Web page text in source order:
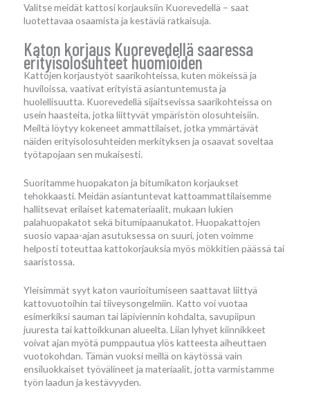
Valitse meidät kattosi korjauksiin Kuorevedellä – saat
luotettavaa osaamista ja kestäviä ratkaisuja.
Katon korjaus Kuorevedellä saaressa
erityisolosuhteet huomioiden
Kattojen korjaustyöt saarikohteissa, kuten mökeissä ja
huviloissa, vaativat erityistä asiantuntemusta ja
huolellisuutta. Kuorevedellä sijaitsevissa saarikohteissa on
usein haasteita, jotka liittyvät ympäristön olosuhteisiin.
Meiltä löytyy kokeneet ammattilaiset, jotka ymmärtävät
näiden erityisolosuhteiden merkityksen ja osaavat soveltaa
työtapojaan sen mukaisesti.
Suoritamme huopakaton ja bitumikaton korjaukset
tehokkaasti. Meidän asiantuntevat kattoammattilaisemme
hallitsevat erilaiset katemateriaalit, mukaan lukien
palahuopakatot sekä bitumipaanukatot. Huopakattojen
suosio vapaa-ajan asutuksessa on suuri, joten voimme
helposti toteuttaa kattokorjauksia myös mökkitien päässä tai
saaristossa.
Yleisimmät syyt katon vaurioitumiseen saattavat liittyä
kattovuotoihin tai tiiveysongelmiin. Katto voi vuotaa
esimerkiksi sauman tai läpiviennin kohdalta, savupiipun
juuresta tai kattoikkunan alueelta. Liian lyhyet kiinnikkeet
voivat ajan myötä pumppautua ylös katteesta aiheuttaen
vuotokohdan. Tämän vuoksi meillä on käytössä vain
ensiluokkaiset työvälineet ja materiaalit, jotta varmistamme
työn laadun ja kestävyyden.